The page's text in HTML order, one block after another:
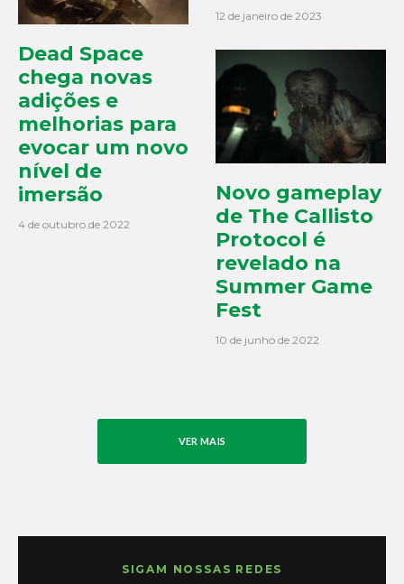
Dead Space
chega novas
adições e
melhorias para
evocar um novo
nível de
imersão
4 de outubro de 2022
12 de janeiro de 2023
Novo gameplay
de The Callisto
Protocol é
revelado na
Summer Game
Fest
10 de junho de 2022
VER MAIS
SIGAM NOSSAS REDES